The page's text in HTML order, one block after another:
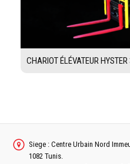
CHARIOT ÉLÉVATEUR
Siege : Centre Urbain Nord
1082 Tunis.